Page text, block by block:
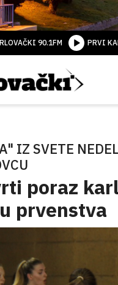
90.1FM PRVI
IZ SVETE
poraz
prvenstva